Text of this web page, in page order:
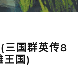
三国群英传8
王国)